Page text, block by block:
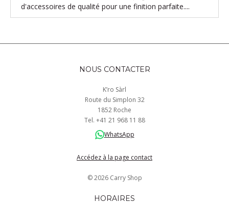
d'accessoires de qualité pour une finition parfaite....
NOUS CONTACTER
K’ro Sàrl
Route du Simplon 32
1852 Roche
Tel. +41 21 968 11 88
WhatsApp
Accédez à la page contact
© 2026 Carry Shop
HORAIRES